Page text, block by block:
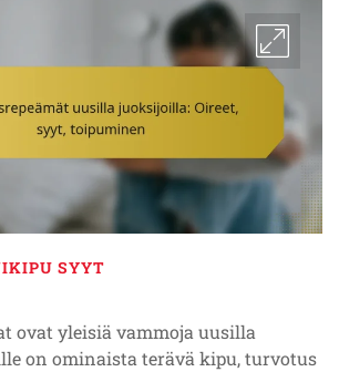
SYYT
ovat yleisiä vammoja uusilla
on ominaista terävä kipu, turvotus